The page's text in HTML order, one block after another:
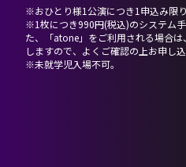
※おひとり様1公演につき1申込み限
※1枚につき990円(税込)のシステム
た、「atone」をご利用される場合
しますので、よくご確認の上お申し込
※未就学児入場不可。